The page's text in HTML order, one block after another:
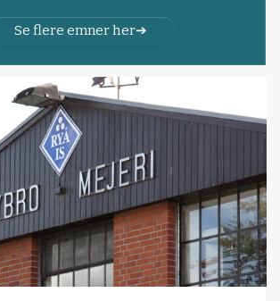
Se flere emner her